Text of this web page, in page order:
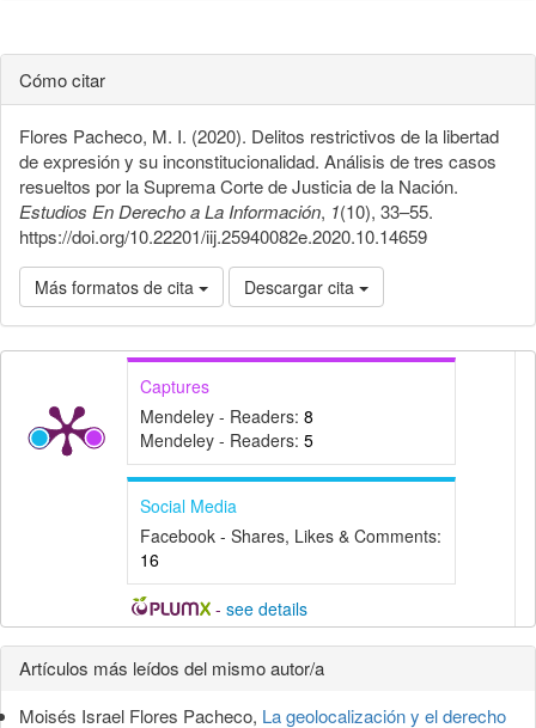
Cómo citar
Flores Pacheco, M. I. (2020). Delitos restrictivos de la libertad
de expresión y su inconstitucionalidad. Análisis de tres casos
resueltos por la Suprema Corte de Justicia de la Nación.
Estudios En Derecho a La Información, 1(10), 33–55.
https://doi.org/10.22201/iij.25940082e.2020.10.14659
Más formatos de cita Descargar cita
Captures
Mendeley - Readers: 8
Mendeley - Readers: 5
Social Media
Facebook - Shares, Likes & Comments:
16
- see details
Detalles
del
Artículos más leídos del mismo autor/a
Moisés Israel Flores Pacheco, La geolocalización y el derecho